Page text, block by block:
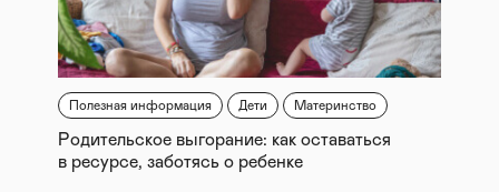
Полезная информация Дети Материнство
Родительское выгорание: как оставаться
в ресурсе, заботясь о ребенке